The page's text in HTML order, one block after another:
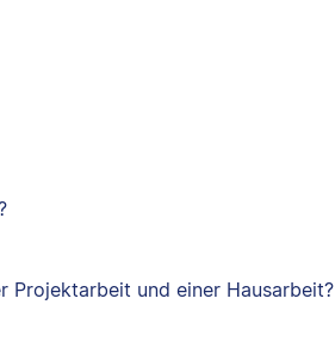
Projektarbeit und einer Hausarbeit?